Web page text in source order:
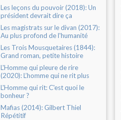
Les leçons du pouvoir (2018): Un
président devrait dire ça
Les magistrats sur le divan (2017):
Au plus profond de l'humanité
Les Trois Mousquetaires (1844):
Grand roman, petite histoire
L'Homme qui pleure de rire
(2020): L’homme qui ne rit plus
L'Homme qui rit: C'est quoi le
bonheur ?
Mafias (2014): Gilbert Thiel
Répétitif